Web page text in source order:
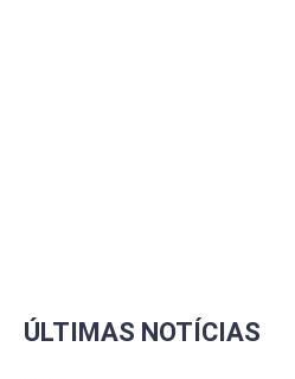
ÚLTIMAS NOTÍCIAS